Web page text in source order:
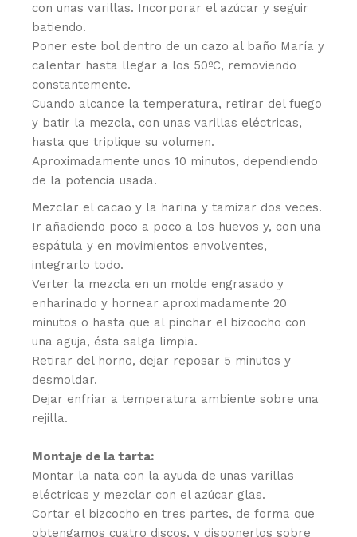
con unas varillas. Incorporar el azúcar y seguir
batiendo.
Poner este bol dentro de un cazo al baño María y
calentar hasta llegar a los 50ºC, removiendo
constantemente.
Cuando alcance la temperatura, retirar del fuego
y batir la mezcla, con unas varillas eléctricas,
hasta que triplique su volumen.
Aproximadamente unos 10 minutos, dependiendo
de la potencia usada.
Mezclar el cacao y la harina y tamizar dos veces.
Ir añadiendo poco a poco a los huevos y, con una
espátula y en movimientos envolventes,
integrarlo todo.
Verter la mezcla en un molde engrasado y
enharinado y hornear aproximadamente 20
minutos o hasta que al pinchar el bizcocho con
una aguja, ésta salga limpia.
Retirar del horno, dejar reposar 5 minutos y
desmoldar.
Dejar enfriar a temperatura ambiente sobre una
rejilla.
Montaje de la tarta:
Montar la nata con la ayuda de unas varillas
eléctricas y mezclar con el azúcar glas.
Cortar el bizcocho en tres partes, de forma que
obtengamos cuatro discos, y disponerlos sobre